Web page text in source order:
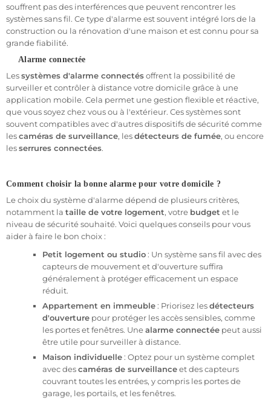
- Alarme sans fil
Les systèmes d’alarme sans fil sont très populaires, notamment
pour lesappartements
nécessité de tirer des câbles. Ils sont particulièrement adaptés
aux logements enimmeubleou enlocationoù des modifications
permanentes ne sont pas souhaitées.
L’alarme sans fil est également évolutive : vous pouvez ajouter ou
retirer des capteurs en fonction des besoins de votre logement
Par exemple, si vous aménagez un bureau dans une pièce
d’ouverture pour protéger ces nouveaux espaces. En outre, les
technologies domotiques, vous permettant de gérer l'alarme
depuis votre smartphone ou une télécommande.
- Alarme pour Domicile filaire
Contrairement aux systèmes sans fil, l’alarme filairerepose sur
une infrastructure câblée. Elle est idéale pour lesmaisons
individuelleset leslogementsde grande taille où la stabilité et la
robustesse du système sont primordiales. Bien que plus coûteuse
à installer en raison du besoin de percer les murs pour faire passer
les câbles, cette option est extrêmement fiable.
L'alarme filaire est insensible aux interférences radio et ne
dépend pas des batteries, ce qui en fait une solution durable pour
ceux qui recherchent un système robuste pour protéger leur
. Ce type de système est particulièrement recommandé
si vous prévoyez des travaux de construction ou de rénovation
dans votremaison.
souffrent pas des interférences que peuvent rencontrer les
systèmes sans fil. Ce type d'alarme est souvent intégré lors de la
construction ou la rénovation d'une maison et est connu pour sa
grande fiabilité.
Alarme connectée
Lessystèmes d'alarme connectésoffrent la possibilité de
surveiller et contrôler à distance votre domicile grâce à une
application mobile. Cela permet une gestion flexible et réactive,
que vous soyez chez vous ou à l'extérieur. Ces systèmes sont
souvent compatibles avec d'autres dispositifs de sécurité comme
lescaméras de surveillance, lesdétecteurs de fumée, ou encore
lesserrures connectées.
Comment choisir la bonne alarme pour votre domicile ?
Le choix du système d'alarme dépend de plusieurs critères,
notamment la taille de votre logement, votre budget et le
niveau de sécurité souhaité. Voici quelques conseils pour vous
aider à faire le bon choix :
Petit logement ou studio: Un système sans fil avec des
capteurs de mouvement et d'ouverture suffira
généralement à protéger efficacement un espace
réduit.
Appartement en immeuble: Priorisez lesdétecteurs
d'ouverture pour protéger les accès sensibles, comme
les portes et fenêtres. Unealarme connectée peut aussi
être utile pour surveiller à distance.
Maison individuelle: Optez pour un système complet
avec descaméras de surveillanceet des capteurs
couvrant toutes les entrées, y compris les portes de
garage, les portails, et les fenêtres.